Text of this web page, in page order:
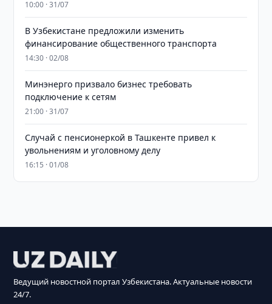
10:00 · 31/07
В Узбекистане предложили изменить
финансирование общественного транспорта
14:30 · 02/08
Минэнерго призвало бизнес требовать
подключение к сетям
21:00 · 31/07
Случай с пенсионеркой в Ташкенте привел к
увольнениям и уголовному делу
16:15 · 01/08
Ведущий новостной портал Узбекистана. Актуальные новости
24/7.